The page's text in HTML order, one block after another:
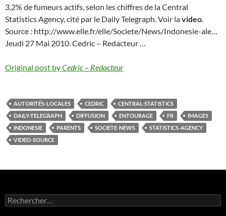
3,2% de fumeurs actifs, selon les chiffres de la Central
Statistics Agency, cité par le Daily Telegraph. Voir lavideo.
Source : http://www.elle.fr/elle/Societe/News/Indonesie-ale…
Jeudi 27 Mai 2010. Cedric – Redacteur …
Original post byCedric – Redacteur
AUTORITÉS-LOCALES CEDRIC
CENTRAL-STATISTICS
DAILY-TELEGRAPH
DIFFUSION ENTOURAGE FR
IMAGES
INDONESIE
PARENTS SOCIETE-NEWS
STATISTICS-AGENCY
VIDEO-SOURCE
Rechercher :